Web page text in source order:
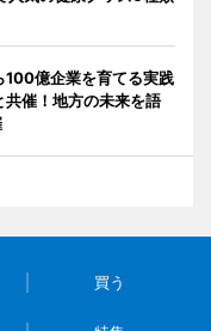
億企業を育てる実践
催！地方の未来を語
買う